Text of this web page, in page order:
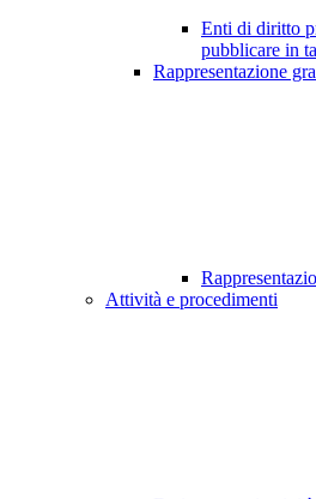
Enti di diritto
pubblicare in
Rappresentazione
Attività e procedimenti